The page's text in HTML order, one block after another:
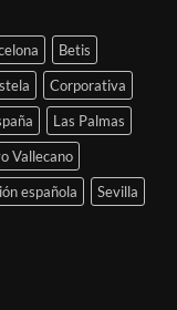
Betis
Corporativa
Las Palmas
Vallecano
española
Sevilla